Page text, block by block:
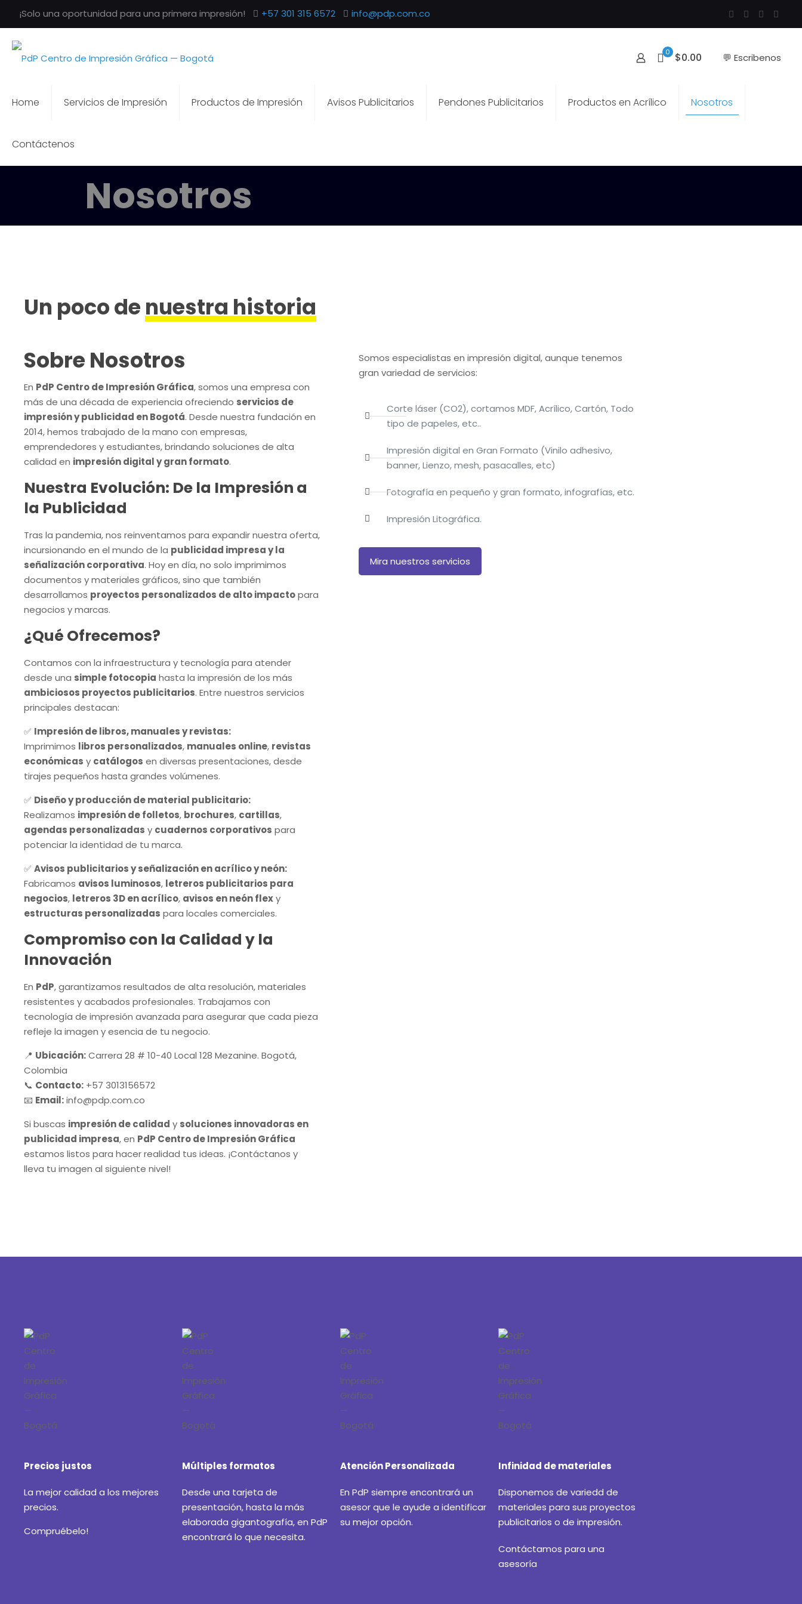
¡Solo una oportunidad para una primera impresión! +57 301 315 6572 info@pdp.com.co
0 $0.00 💬 Escribenos
Home Servicios de Impresión Productos de Impresión Avisos Publicitarios Pendones Publicitarios Productos en Acrílico Nosotros
Contáctenos
Nosotros
Un poco de nuestra historia
Sobre Nosotros
En PdP Centro de Impresión Gráfica, somos una empresa con
más de una década de experiencia ofreciendo servicios de
impresión y publicidad en Bogotá. Desde nuestra fundación en
2014, hemos trabajado de la mano con empresas,
emprendedores y estudiantes, brindando soluciones de alta
calidad en impresión digital y gran formato.
Nuestra Evolución: De la Impresión a
la Publicidad
Tras la pandemia, nos reinventamos para expandir nuestra oferta,
incursionando en el mundo de la publicidad impresa y la
señalización corporativa. Hoy en día, no solo imprimimos
documentos y materiales gráficos, sino que también
desarrollamos proyectos personalizados de alto impactopara
negocios y marcas.
¿Qué Ofrecemos?
Contamos con la infraestructura y tecnología para atender
desde una simple fotocopia hasta la impresión de los más
ambiciosos proyectos publicitarios. Entre nuestros servicios
principales destacan:
✅ Impresión de libros, manuales y revistas:
Imprimimos libros personalizados, manuales online, revistas
económicas y catálogos en diversas presentaciones, desde
tirajes pequeños hasta grandes volúmenes.
✅ Diseño y producción de material publicitario:
Realizamos impresión de folletos, brochures, cartillas,
agendas personalizadas y cuadernos corporativos para
potenciar la identidad de tu marca.
✅Avisos publicitarios y señalización en acrílico y neón:
Fabricamos avisos luminosos, letreros publicitarios para
negocios, letreros 3D en acrílico, avisos en neón flexy
estructuras personalizadas para locales comerciales.
Compromiso con la Calidad y la
Innovación
En PdP, garantizamos resultados de alta resolución, materiales
resistentes y acabados profesionales. Trabajamos con
tecnología de impresión avanzada para asegurar que cada pieza
refleje la imagen y esencia de tu negocio.
📍 Ubicación:Carrera 28 # 10-40 Local 128 Mezanine. Bogotá,
Colombia
📞 Contacto: +57 3013156572
📧 Email:info@pdp.com.co
Si buscas impresión de calidad y soluciones innovadoras en
publicidad impresa, en PdP Centro de Impresión Gráfica
estamos listos para hacer realidad tus ideas. ¡Contáctanos y
lleva tu imagen al siguiente nivel!
Somos especialistas en impresión digital, aunque tenemos
gran variedad de servicios:
Corte láser (CO2), cortamos MDF, Acrílico, Cartón, Todo
tipo de papeles, etc..
Impresión digital en Gran Formato (Vinilo adhesivo,
banner, Lienzo, mesh, pasacalles, etc)
Fotografía en pequeño y gran formato, infografías, etc.
Impresión Litográfica.
Mira nuestros servicios
Precios justos
La mejor calidad a los mejores
precios.
Compruébelo!
Múltiples formatos
Desde una tarjeta de
presentación, hasta la más
elaborada gigantografía, en PdP
encontrará lo que necesita.
Atención Personalizada
En PdP siempre encontrará un
asesor que le ayude a identificar
su mejor opción.
Infinidad de materiales
Disponemos de variedd de
materiales para sus proyectos
publicitarios o de impresión.
Contáctamos para una
asesoría.